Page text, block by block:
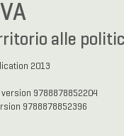
alle
2013
version 9788878852204
9788878852396